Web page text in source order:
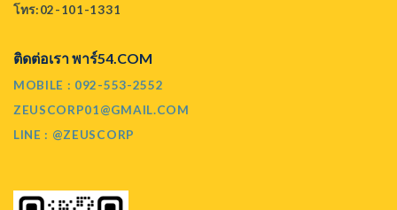
โทร:02-101-1331
ติดต่อเรา พาร์54.COM
MOBILE : 092-553-2552
ZEUSCORP01@GMAIL.COM
LINE : @ZEUSCORP